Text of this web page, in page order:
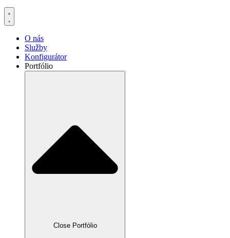
O nás
Služby
Konfigurátor
Portfólio
Close Portfólio